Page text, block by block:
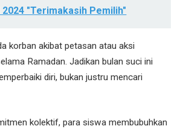
2024 "Terimakasih Pemilih"
korban akibat petasan atau aksi
Ramadan. Jadikan bulan suci ini
diri, bukan justru mencari
kolektif, para siswa membubuhkan